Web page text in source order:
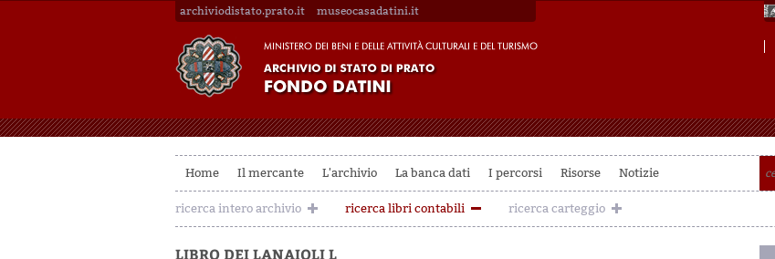
archiviodistato.prato.it museocasadatini.it
Home Il mercante L'archivio La banca dati I percorsi Risorse Notizie
ricerca intero archivio ricerca libri contabili ricerca carteggio
LIBRO DEI LANAIOLI L